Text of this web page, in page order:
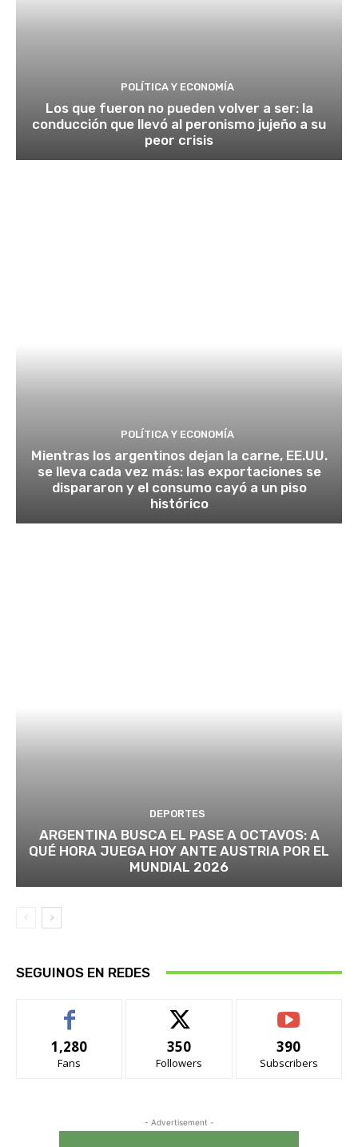
POLÍTICA Y ECONOMÍA
Los que fueron no pueden volver a ser: la
conducción que llevó al peronismo jujeño a su
peor crisis
POLÍTICA Y ECONOMÍA
Mientras los argentinos dejan la carne, EE.UU.
se lleva cada vez más: las exportaciones se
dispararon y el consumo cayó a un piso
histórico
DEPORTES
ARGENTINA BUSCA EL PASE A OCTAVOS: A
QUÉ HORA JUEGA HOY ANTE AUSTRIA POR EL
MUNDIAL 2026
SEGUINOS EN REDES
1,280
Fans
350
Followers
390
Subscribers
- Advertisement -